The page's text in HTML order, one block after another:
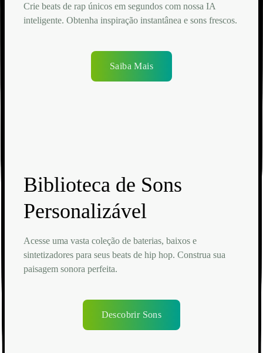
Crie beats de rap únicos em segundos com nossa IA
inteligente. Obtenha inspiração instantânea e sons frescos.
Saiba Mais
Biblioteca de Sons
Personalizável
Acesse uma vasta coleção de baterias, baixos e
sintetizadores para seus beats de hip hop. Construa sua
paisagem sonora perfeita.
Descobrir Sons